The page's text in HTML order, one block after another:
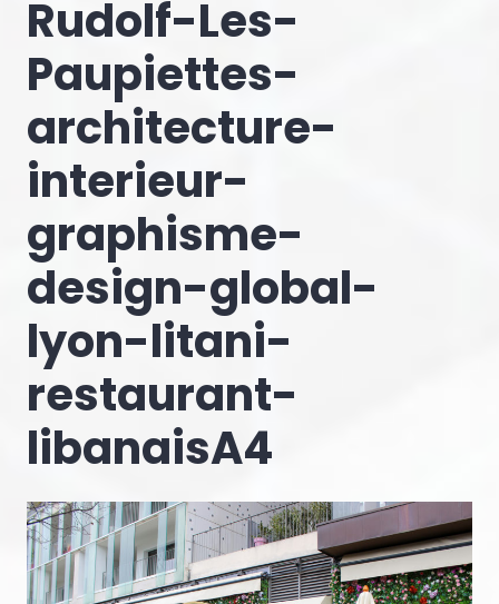
Rudolf-Les-
Paupiettes-
architecture-
interieur-
graphisme-
design-global-
lyon-litani-
restaurant-
libanaisA4